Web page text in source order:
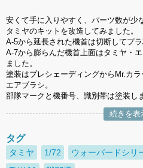
安くて手に入りやすく、パーツ数が少
タミヤのキットを改造してみました。
A-5から延長された機首は切断してプラ
A-7から膨らんだ機首上面はタミヤ・
ました。
塗装はプレシェーディングからMr.カ
エアブラシ。
部隊マークと機番号、識別帯は塗装し
続きを表
タグ
タミヤ 1/72 ウォーバードシリ